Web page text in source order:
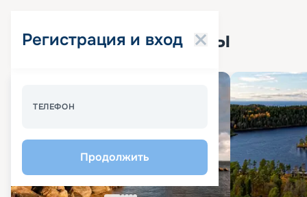
Регистрация и вход
ТЕЛЕФОН
Продолжить
Популярные круизы